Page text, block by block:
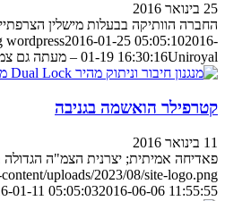
25 בינואר 2016
החברה הוותיקה בבעלות מישלין
wordpress2016-01-25 05:05:102016-
01-19 16:30:16Uniroyal – מעתה גם צמיגים למשאיות
קטרפילר הואשמה בגניבה
11 בינואר 2016
פאדיחה אמיתית; יצרנית הצמ"ה הגדולה בעולם
uploads/2023/08/site-logo.png
01-11 05:05:032016-06-06 11:55:55